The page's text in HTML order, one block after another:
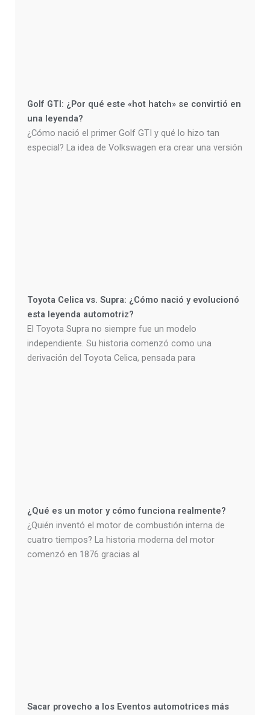
Golf GTI: ¿Por qué este «hot hatch» se convirtió en
una leyenda?
¿Cómo nació el primer Golf GTI y qué lo hizo tan
especial? La idea de Volkswagen era crear una versión
Toyota Celica vs. Supra: ¿Cómo nació y evolucionó
esta leyenda automotriz?
El Toyota Supra no siempre fue un modelo
independiente. Su historia comenzó como una
derivación del Toyota Celica, pensada para
¿Qué es un motor y cómo funciona realmente?
¿Quién inventó el motor de combustión interna de
cuatro tiempos? La historia moderna del motor
comenzó en 1876 gracias al
Sacar provecho a los Eventos automotrices más